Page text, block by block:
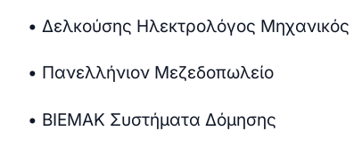
• Δελκούσης Ηλεκτρολόγος Μηχανικός
• Πανελλήνιον Μεζεδοπωλείο
• ΒΙΕΜΑΚ Συστήματα Δόμησης